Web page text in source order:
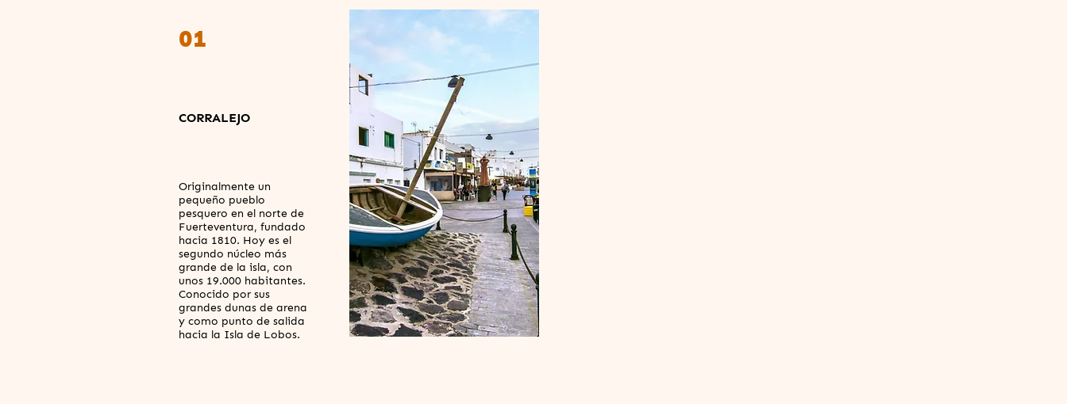
01
CORRALEJO
Originalmente un
pequeño pueblo
pesquero en el norte de
Fuerteventura, fundado
hacia 1810. Hoy es el
segundo núcleo más
grande de la isla, con
unos 19.000 habitantes.
Conocido por sus
grandes dunas de arena
y como punto de salida
hacia la Isla de Lobos.